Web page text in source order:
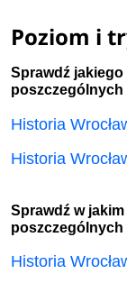
Poziom i
Sprawdź
poszczególnych
Historia
Historia
Sprawdź w
poszczególnych
Historia